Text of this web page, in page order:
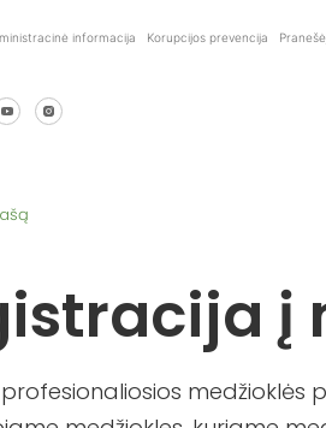
informacija Korupcijos prevencija
į
medžioklės